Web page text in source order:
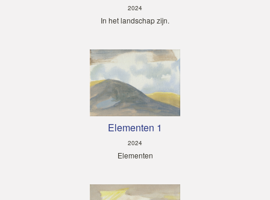
2024
In het landschap zijn.
Elementen 1
2024
Elementen